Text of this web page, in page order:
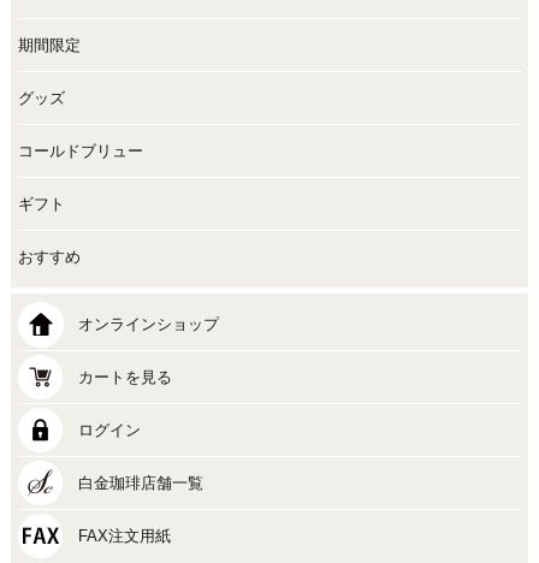
期間限定
グッズ
コールドブリュー
ギフト
おすすめ
オンラインショップ
カートを見る
ログイン
白金珈琲店舗一覧
FAX注文用紙